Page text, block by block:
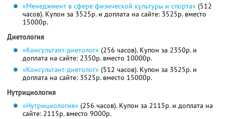
«Менеджмент в сфере физической культуры и спорта» (512
часов). Купон за 3525р. и доплата на сайте: 3525р. вместо
15000р.
Диетология
«Консультант-диетолог» (256 часов). Купон за 2350р. и
доплата на сайте: 2350р. вместо 10000р.
«Консультант-диетолог» (512 часов). Купон за 3525р. и
доплата на сайте: 3525р. вместо 15000р.
Нутрициология
«Нутрициология» (256 часов). Купон за 2115р. и доплата на
сайте: 2115р. вместо 9000р.